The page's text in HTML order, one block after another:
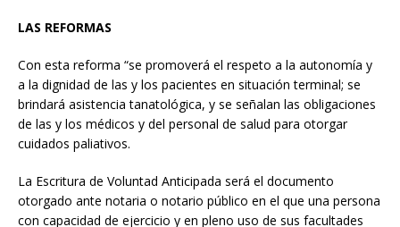
LAS REFORMAS
Con esta reforma “se promoverá el respeto a la autonomía y
a la dignidad de las y los pacientes en situación terminal; se
brindará asistencia tanatológica, y se señalan las obligaciones
de las y los médicos y del personal de salud para otorgar
cuidados paliativos.
La Escritura de Voluntad Anticipada será el documento
otorgado ante notaria o notario público en el que una persona
con capacidad de ejercicio y en pleno uso de sus facultades